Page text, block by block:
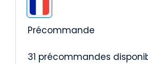
Précommande
31 précommandes